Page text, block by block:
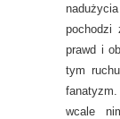
pochodzi
prawd i
tym
fanatyzm.
wcale